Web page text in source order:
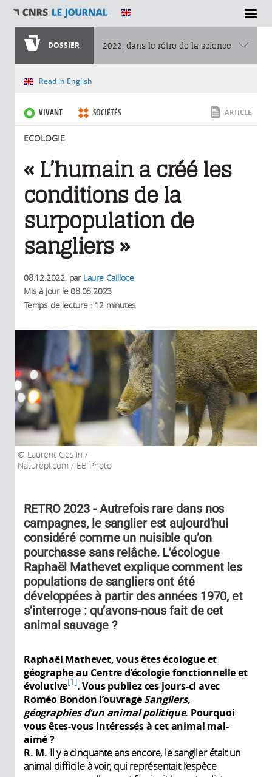
SECTIONS
DOSSIER 2022, dans le rétro de la science
Vous êtes ici
Read in English
VIVANT SOCIÉTÉS
ECOLOGIE
ARTICLE
« L’humain a créé les
conditions de la
surpopulation de
sangliers »
08.12.2022, par Laure Cailloce
Mis à jour le08.08.2023
Temps de lecture : 12 minutes
Laurent Geslin /
Naturepl.com / EB Photo
RETRO 2023 - Autrefois rare dans nos
campagnes, le sanglier est aujourd’hui
considéré comme un nuisible qu’on
pourchasse sans relâche. L’écologue
Raphaël Mathevet explique comment les
populations de sangliers ont été
développées à partir des années 1970, et
s’interroge : qu’avons-nous fait de cet
animal sauvage ?
Raphaël Mathevet, vous êtes écologue et
géographe au Centre d’écologie fonctionnelle et
évolutive 1 . Vous publiez ces jours-ci avec
Roméo Bondon l’ouvrageSangliers,
géographies d’un animal politique. Pourquoi
vous êtes-vous intéressés à cet animal mal-
aimé ?
R. M. Il y a cinquante ans encore, le sanglier était un
animal difficile à voir, qui représentait l’espèce